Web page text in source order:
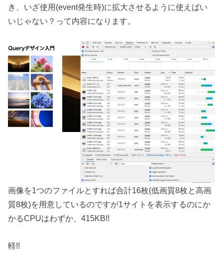
き、いざ使用(event発生時)に拡大させるように使えばい
いじゃない？って内容になります。
画像を1つのファイルとすれば合計16枚(低画質8枚と高画
質8枚)を用意しているのですが1サイトを表示するのにか
かるCPUはわずか、415KB!!
軽!!